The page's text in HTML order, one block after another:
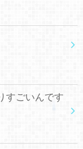
すごいんです